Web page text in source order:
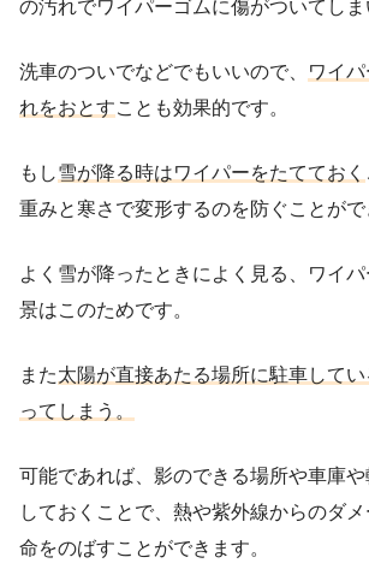
の汚れでワイパーゴムに傷がついてしま
洗車のついでなどでもいいので、
ワイ
れをおとすことも効果的です。
もし雪が降る時はワイパーをたてておく
重みと寒さで変形するのを防ぐことがで
よく雪が降ったときによく見る、ワイ
景はこのためです。
また太陽が直接あたる場所に駐車して
ってしまう。
可能であれば、影のできる場所や車庫
しておくことで、熱や紫外線からのダ
命をのばすことができます。